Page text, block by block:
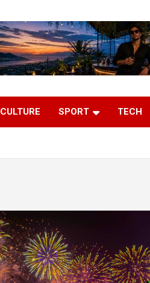
CULTURE SPORT TECH